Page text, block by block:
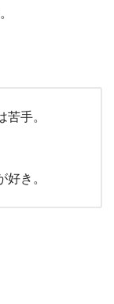
手。
き。